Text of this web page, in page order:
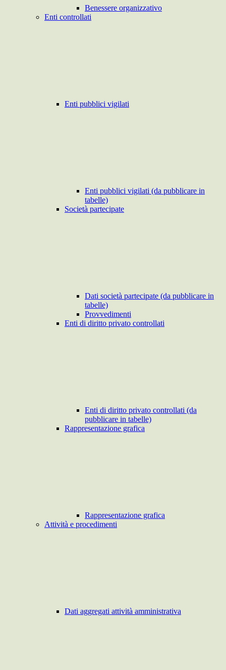
Benessere organizzativo
Enti controllati
Enti pubblici vigilati
Enti pubblici vigilati (da pubblicare in
tabelle)
Società partecipate
Dati società partecipate (da pubblicare in
tabelle)
Provvedimenti
Enti di diritto privato controllati
Enti di diritto privato controllati (da
pubblicare in tabelle)
Rappresentazione grafica
Rappresentazione grafica
Attività e procedimenti
Dati aggregati attività amministrativa